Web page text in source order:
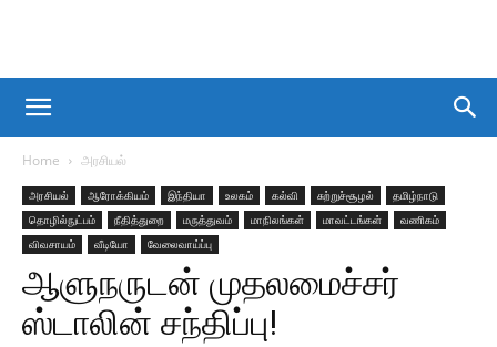
Home அரசியல்
அரசியல் ஆரோக்கியம் இந்தியா உலகம் கல்வி சுற்றுச்சூழல்
தமிழ்நாடு
தொழில்நுட்பம்
நீதித்துறை மருத்துவம் மாநிலங்கள் மாவட்டங்கள்
வணிகம்
விவசாயம்
வீடியோ வேலைவாய்ப்பு
ஆளுநருடன் முதலமைச்சர்
ஸ்டாலின் சந்திப்பு!